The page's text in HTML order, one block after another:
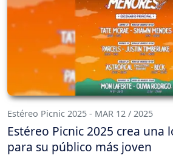
Estéreo Picnic 2025 - MAR 12 / 2025
Estéreo Picnic 2025 crea una
para su público más joven